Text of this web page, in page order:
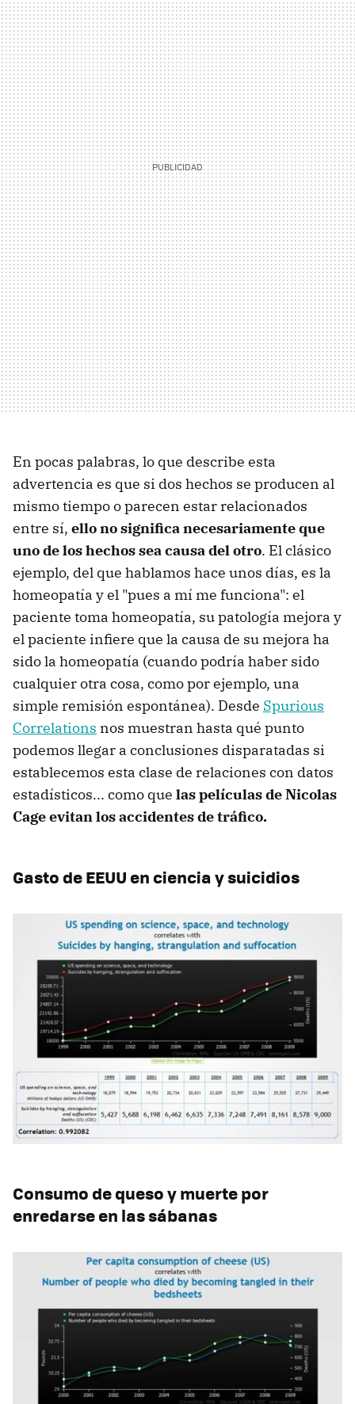
En pocas palabras, lo que describe esta
advertencia es que si dos hechos se producen al
mismo tiempo o parecen estar relacionados
entre sí, ello no significa necesariamente que
uno de los hechos sea causa del otro. El clásico
ejemplo, del que hablamos hace unos días, es la
homeopatía y el "pues a mí me funciona": el
paciente toma homeopatía, su patología mejora y
el paciente infiere que la causa de su mejora ha
sido la homeopatía (cuando podría haber sido
cualquier otra cosa, como por ejemplo, una
simple remisión espontánea). Desde Spurious
Correlations nos muestran hasta qué punto
podemos llegar a conclusiones disparatadas si
establecemos esta clase de relaciones con datos
estadísticos... como que las películas de Nicolas
Cage evitan los accidentes de tráfico.
Gasto de EEUU en ciencia y suicidios
Consumo de queso y muerte por
enredarse en las sábanas